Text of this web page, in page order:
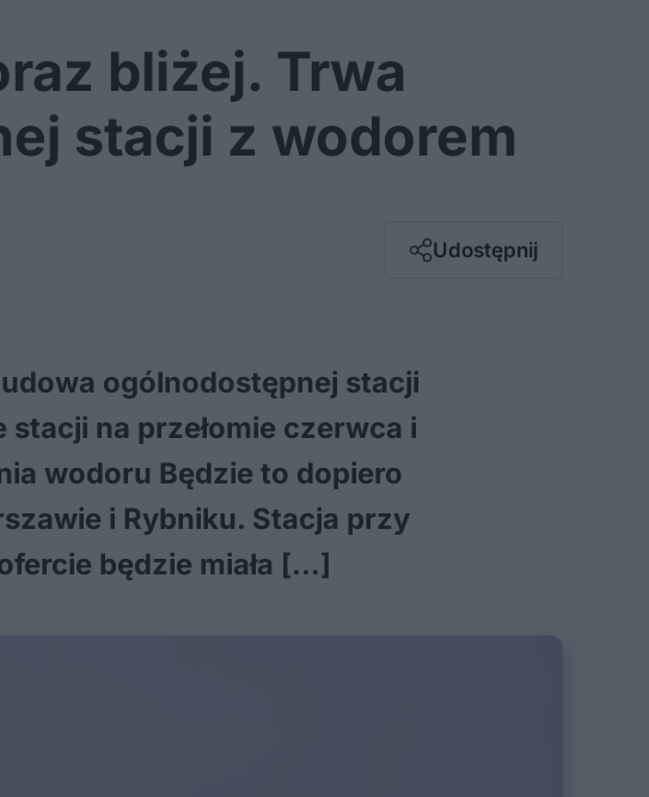
bliżej. Trwa
stacji z wodorem
Udostępnij
Messenger
ogólnodostępnej stacji
na przełomie czerwca i
wodoru Będzie to dopiero
i Rybniku. Stacja przy
będzie miała […]